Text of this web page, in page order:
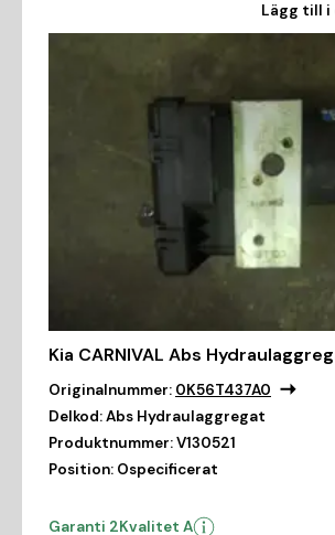
Lägg till i
Kia CARNIVAL Abs
Originalnummer: 0K56T437A0
Delkod:Abs Hydraulaggregat
Produktnummer:V130521
Position: Ospecificerat
Garanti 2Kvalitet A